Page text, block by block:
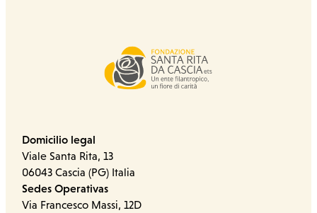
Domicilio legal
Viale Santa Rita, 13
06043 Cascia (PG) Italia
Sedes Operativas
Via Francesco Massi, 12D